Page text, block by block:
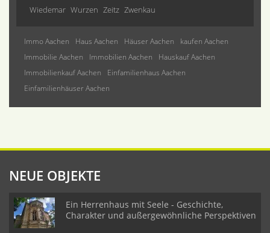
Wiedemar Wurzen Zeitz Zwenkau
Immo Aachen Haus Aachen Häuser Aachen
kaufen Aachen
Immobilie Aachen
Immobilien Aachen
Hauskauf Aachen
Immobilienkauf Aachen
Einfamilienhaus Aachen
Einfamilienhäuser Aachen
NEUE OBJEKTE
Ein Herrenhaus mit Seele - Geschichte,
Charakter und außergewöhnliche Perspektiven